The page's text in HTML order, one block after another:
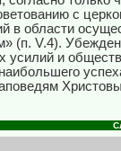
с
в области
(п. V.4).
усилий и